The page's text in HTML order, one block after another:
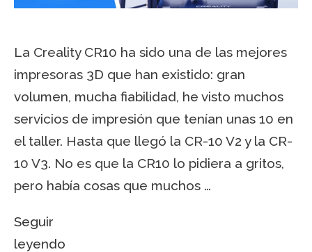
La Creality CR10 ha sido una de las mejores
impresoras 3D que han existido: gran
volumen, mucha fiabilidad, he visto muchos
servicios de impresión que tenían unas 10 en
el taller. Hasta que llegó la CR-10 V2 y la CR-
10 V3. No es que la CR10 lo pidiera a gritos,
pero había cosas que muchos …
Seguir
leyendo